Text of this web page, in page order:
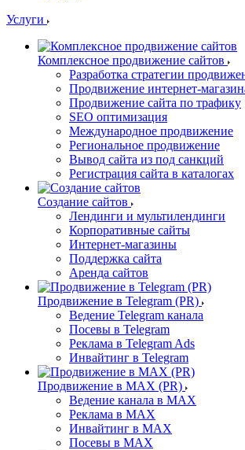
Услуги
Комплексное продвижение сайтов
Разработка стратегии
Продвижение интернет-
Продвижение сайта по трафику
SEO оптимизация
Международное продвижение
Региональное продвижение
Вывод сайта из под санкций
Регистрация сайта в каталогах
Создание сайтов
Лендинги и мультилендинги
Корпоративные сайты
Интернет-магазины
Поддержка сайта
Аренда сайтов
Продвижение в Telegram (PR)
Ведение Telegram канала
Посевы в Telegram
Реклама в Telegram Ads
Инвайтинг в Telegram
Продвижение в MAX (PR)
Ведение канала в MAX
Реклама в MAX
Инвайтинг в MAX
Посевы в MAX